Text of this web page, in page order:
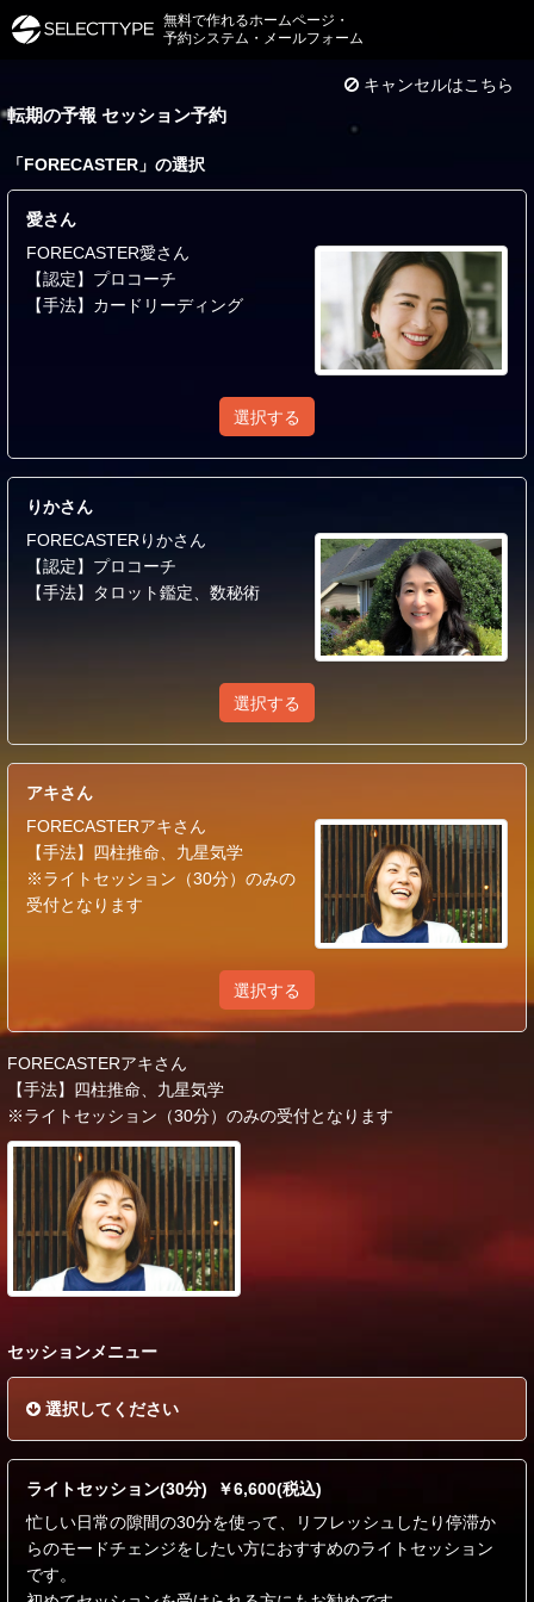
キャンセルはこちら
転期の予報 セッション予約
「FORECASTER 」の選択
愛さん
FORECASTER愛さん
【認定】プロコーチ
【手法】カードリーディング
選択する
りかさん
FORECASTERりかさん
【認定】プロコーチ
【手法】タロット鑑定、数秘術
選択する
アキさん
FORECASTERアキさん
【手法】四柱推命、九星気学
※ライトセッション（30分）のみの
受付となります
選択する
FORECASTERアキさん
【手法】四柱推命、九星気学
※ライトセッション（30分）のみの受付となります
セッションメニュー
選択してください
ライトセッション(30分) ￥6,600(税込)
忙しい日常の隙間の30分を使って、リフレッシュしたり停滞か
らのモードチェンジをしたい方におすすめのライトセッション
です。
無料で作れるホームページ・
予約システム・メールフォーム